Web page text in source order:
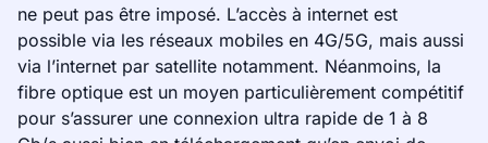
ne peut pas être imposé. L’accès à internet est
possible via les réseaux mobiles en 4G/5G, mais aussi
via l’internet par satellite notamment. Néanmoins, la
fibre optique est un moyen particulièrement compétitif
pour s’assurer une connexion ultra rapide de 1 à 8